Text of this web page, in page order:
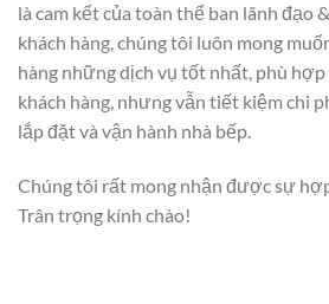
là cam kết của toàn thể ban lãnh đạo
khách hàng, chúng tôi luôn mong
hàng những dịch vụ tốt nhất, phù
khách hàng, nhưng vẫn tiết kiệm chi
lắp đặt và vận hành nhà bếp.
Chúng tôi rất mong nhận được sự
Trân trọng kính chào!